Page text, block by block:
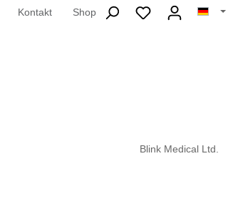
Kontakt Shop
Blink Medical Ltd.